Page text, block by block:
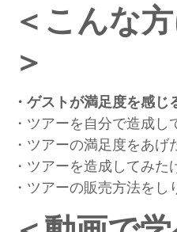
＜こんな
＞
・ゲストが満足度を感
・ツアーを自分で造成し
・ツアーの満足度をあげ
・ツアーを造成してみた
・ツアーの販売方法をし